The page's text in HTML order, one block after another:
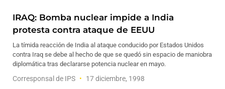
IRAQ: Bomba nuclear impide a India
protesta contra ataque de EEUU
La tímida reacción de India al ataque conducido por Estados Unidos
contra Iraq se debe al hecho de que se quedó sin espacio de maniobra
diplomática tras declararse potencia nuclear en mayo.
Corresponsal de IPS 17 diciembre, 1998